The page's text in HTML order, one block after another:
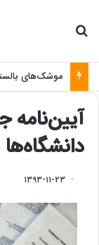
آیین‌نامه
۱۳۹۳-۱۱-۲۳